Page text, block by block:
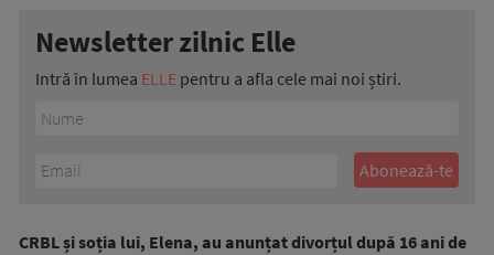
Newsletter zilnic Elle
Intră în lumea ELLE pentru a afla cele mai noi știri.
CRBL și soția lui, Elena, au anunțat divorțul după 16 ani de